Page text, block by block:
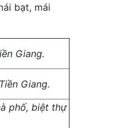
bạt, mái
Giang.
Giang.
phố, biệt thự